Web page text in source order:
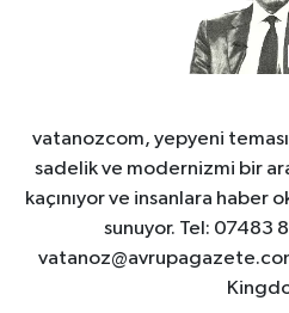
vatanozcom, yepyeni
sadelik ve modernizmi bir
kaçınıyor ve insanlara haber
sunuyor. Tel: 07483